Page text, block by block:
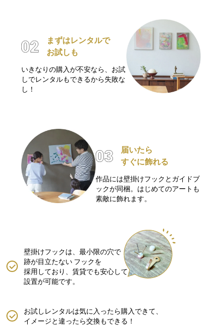
まずはレンタルで
お試しも
いきなりの購入が不安なら、お試
しでレンタルもできるから失敗な
し！
届いたら
すぐに飾れる
作品には壁掛けフックとガイドブ
ックが同梱。はじめてのアートも
素敵に飾れます。
壁掛けフックは、最小限の穴で
跡が目立たない フックを
採用しており、賃貸でも安心して
設置が可能です。
お試しレンタルは気に入ったら購入できて、
イメージと違ったら交換もできる！